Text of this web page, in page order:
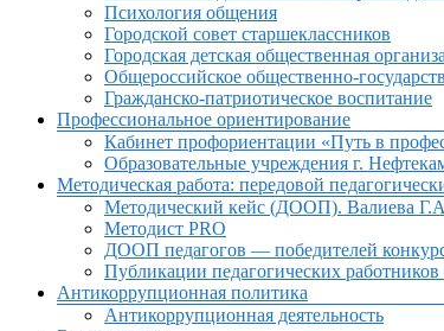
Психология общения
Городской совет старшеклассников
Городская детская общественная
Общероссийское общественно-
Гражданско-патриотическое воспитание
Профессиональное ориентирование
Кабинет профориентации «Путь в
Образовательные учреждения г.
Методическая работа: передовой
Методический кейс (ДООП). Валиева
Методист PRO
ДООП педагогов — победителей
Публикации педагогических
Антикоррупционная политика
Антикоррупционная деятельность